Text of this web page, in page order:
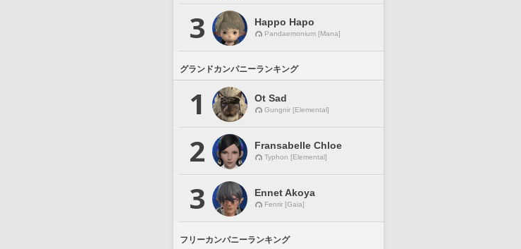
3 Happo Hapo
Pandaemonium [Mana]
グランドカンパニーランキング
1 Ot Sad
Gungnir [Elemental]
2 Fransabelle Chloe
Typhon [Elemental]
3 Ennet Akoya
Fenrir [Gaia]
フリーカンパニーランキング